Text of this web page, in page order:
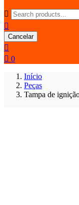


Cancelar

 0
Início
Peças
Tampa de